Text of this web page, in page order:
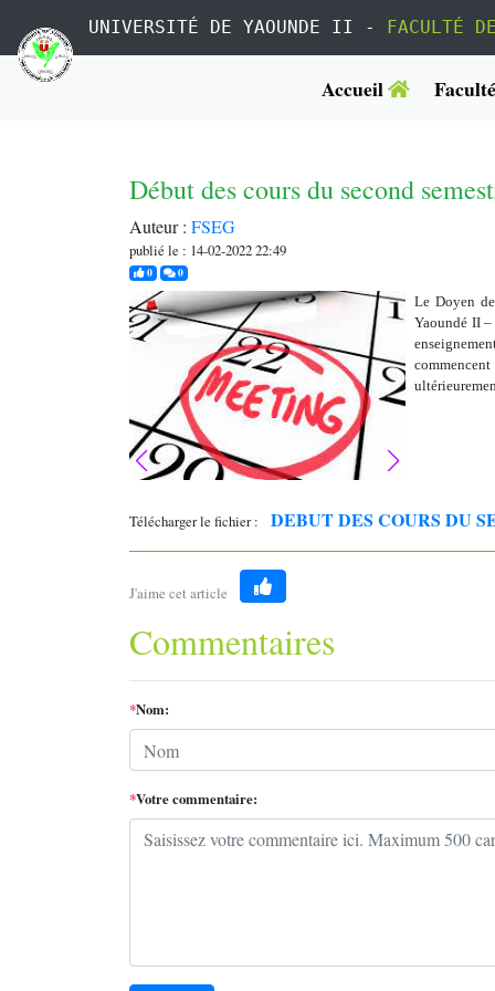
UNIVERSITÉ DE YAOUNDE II - FACULTÉ
Accueil Faculté
Début des cours du second
Auteur : FSEG
publié le : 14-02-2022 22:49
0j'aime0commentaires
Le Doyen
Yaoundé II –
Télécharger le fichier : DEBUT DES COURS DU
J'aime cet article
Like
Commentaires
*Nom:
*Votre commentaire: